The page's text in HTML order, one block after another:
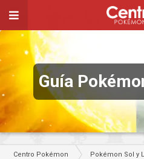
Guía
Centro Pokémon Pokémon Sol y